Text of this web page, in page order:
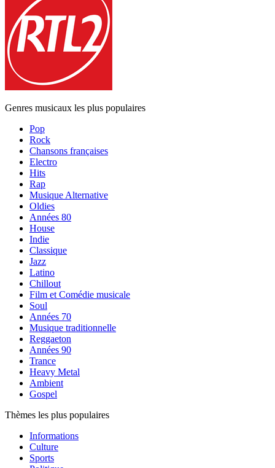
Genres musicaux les plus populaires
Pop
Rock
Chansons françaises
Electro
Hits
Rap
Musique Alternative
Oldies
Années 80
House
Indie
Classique
Jazz
Latino
Chillout
Film et Comédie musicale
Soul
Années 70
Musique traditionnelle
Reggaeton
Années 90
Trance
Heavy Metal
Ambient
Gospel
Thèmes les plus populaires
Informations
Culture
Sports